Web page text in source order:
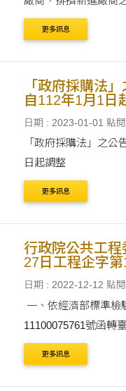
法）第6條第1項：「
公平合理為原則，對
更多訊息
「政府採購法
自112年1月1日
日期 : 2023-01-01 點
「政府採購法」之公
日起調整
更多訊息
行政院公共工程
27日工程企字
辦理法定度量
採購，請依法妥
日期 : 2022-12-12 點
一、依經濟部標準檢
11100075761號函轉
月7日中市度量衡南字
法第34條第1項規定
或輸入業務....
更多訊息